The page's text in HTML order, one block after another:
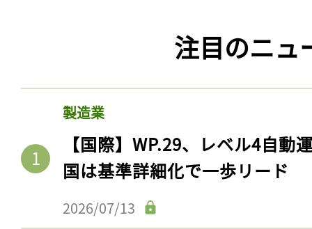
注目のニュ
製造業
【国際】WP.29、レベル4自動
国は基準詳細化で一歩リード
2026/07/13